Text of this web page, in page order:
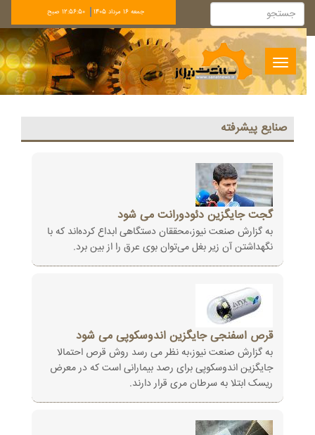
جمعه 16 مرداد 1405 12:56:50 صبح
Toggle
navigation
صنايع پيشرفته
گجت جایگزین دئودورانت می شود
به گزارش صنعت نیوز،محققان دستگاهی ابداع کرده‌اند که با
نگهداشتن آن زیر بغل می‌توان بوی عرق را از بین برد.
قرص اسفنجی جایگزین اندوسکوپی می شود
به گزارش صنعت نیوز،به نظر می رسد روش قرص احتمالا
جایگزین اندوسکوپی برای رصد بیمارانی است که در معرض
ریسک ابتلا به سرطان مری قرار دارند.